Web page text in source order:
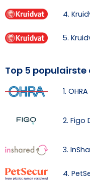
4.
5.
Top 5 populairste
1.
2. Figo
3.
4.